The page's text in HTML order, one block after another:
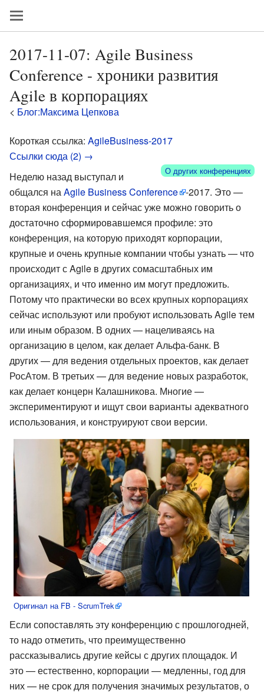
2017-11-07: Agile Business
Conference - хроники развития
Agile в корпорациях
< Блог:Максима Цепкова
Короткая ссылка: AgileBusiness-2017
Ссылки сюда (2) →
О других конференциях
Неделю назад выступал и
общался наAgile Business Conference -2017. Это —
вторая конференция и сейчас уже можно говорить о
достаточно сформировавшемся профиле: это
конференция, на которую приходят корпорации,
крупные и очень крупные компании чтобы узнать — что
происходит с Agile в других сомасштабных им
организациях, и что именно им могут предложить.
Потому что практически во всех крупных корпорациях
сейчас используют или пробуют использовать Agile тем
или иным образом. В одних — нацеливаясь на
организацию в целом, как делает Альфа-банк. В
других — для ведения отдельных проектов, как делает
РосАтом. В третьих — для ведение новых разработок,
как делает концерн Калашникова. Многие —
экспериментируют и ищут свои варианты адекватного
использования, и конструируют свои версии.
Оригинал на FB - ScrumTrek
Если сопоставлять эту конференцию с прошлогодней,
то надо отметить, что преимущественно
рассказывались другие кейсы с других площадок. И
это — естественно, корпорации — медленны, год для
них — не срок для получения значимых результатов, о